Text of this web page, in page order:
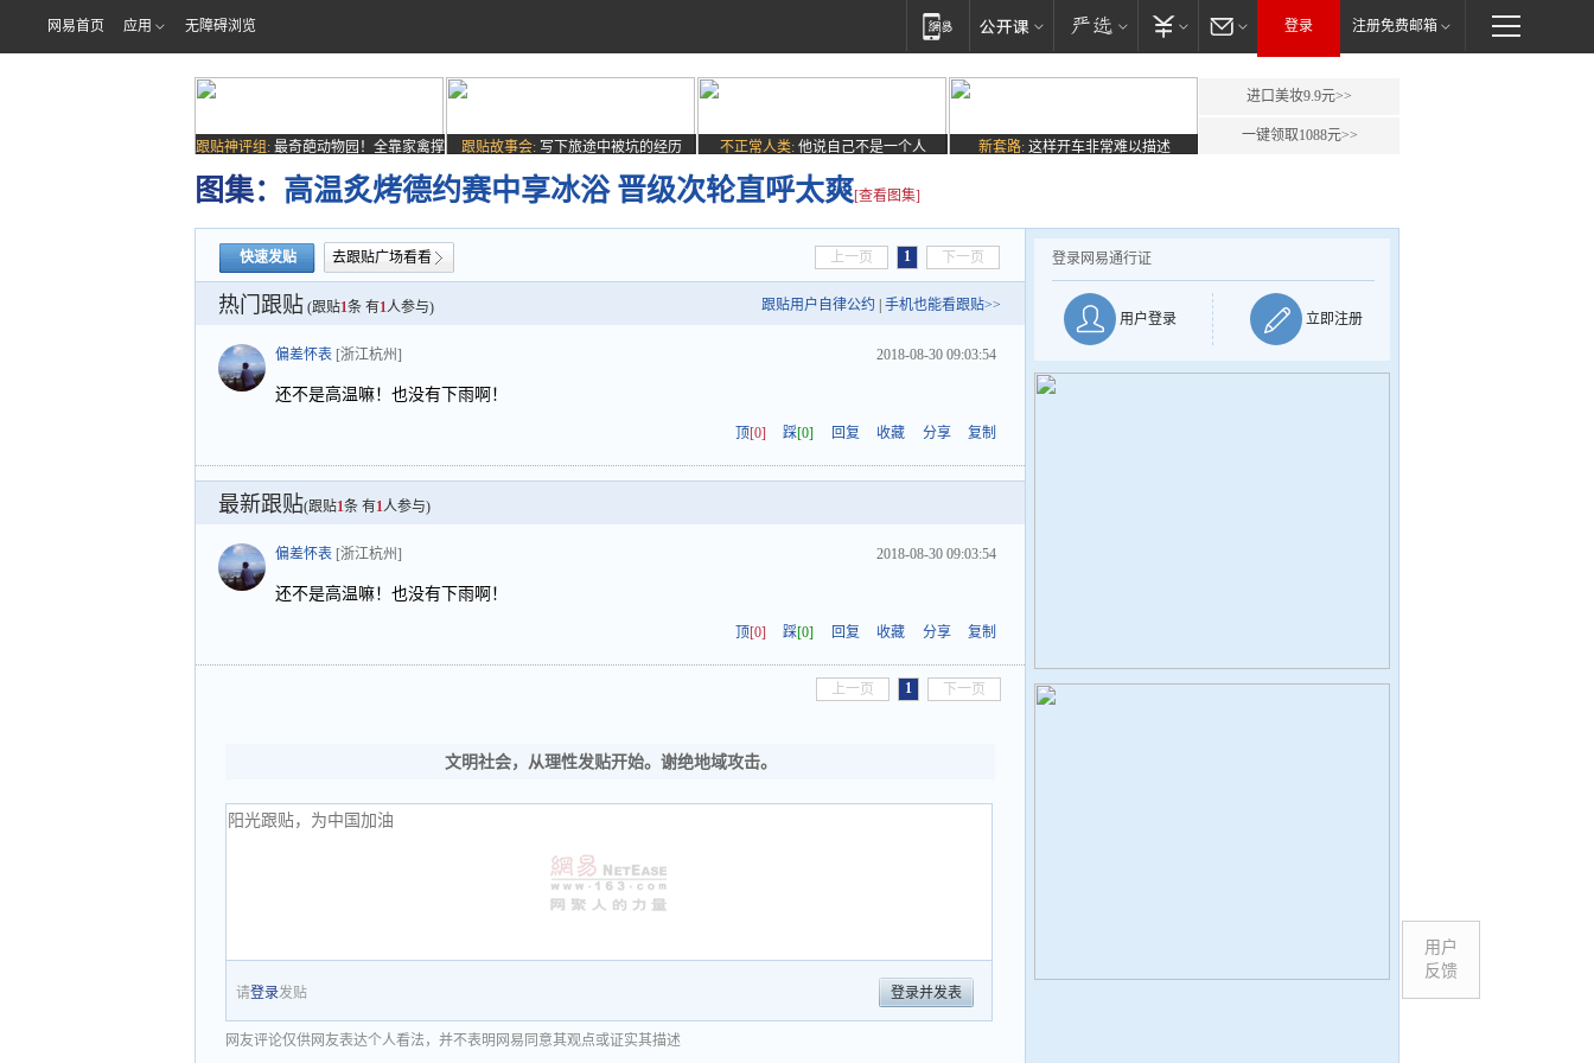
网易首页 应用 无障碍浏览 登录 注册免费邮箱
跟贴神评组: 最奇葩动物园！全靠家禽撑
场子
跟贴故事会: 写下旅途中被坑的经历 不正常人类: 他说自己不是一个人 新套路: 这样开车非常难以描述
进口美妆9.9元>>
一键领取1088元>>
图集： 高温炙烤德约赛中享冰浴 晋级次轮直呼太爽[查看图集]
快速发贴 去跟贴广场看看 上一页 1 下一页
热门跟贴 (跟贴1条 有1人参与) 跟贴用户自律公约 手机也能看跟贴>>
偏差怀表 [浙江杭州] 2018-08-30 09:03:54
还不是高温嘛！也没有下雨啊！
顶[0] 踩[0] 回复 收藏 分享 复制
最新跟贴(跟贴1条 有1人参与)
偏差怀表 [浙江杭州] 2018-08-30 09:03:54
还不是高温嘛！也没有下雨啊！
顶[0] 踩[0] 回复 收藏 分享 复制
上一页 1 下一页
文明社会，从理性发贴开始。谢绝地域攻击。
请登录发贴 登录并发表
网友评论仅供网友表达个人看法，并不表明网易同意其观点或证实其描述
登录网易通行证
用户登录 立即注册
用户
反馈